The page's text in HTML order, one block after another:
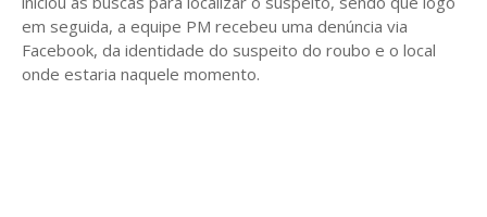
em seguida, a equipe PM recebeu uma denúncia via
Facebook, da identidade do suspeito do roubo e o local
onde estaria naquele momento.